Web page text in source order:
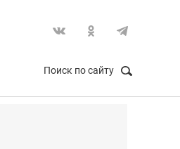
Поиск по сайту